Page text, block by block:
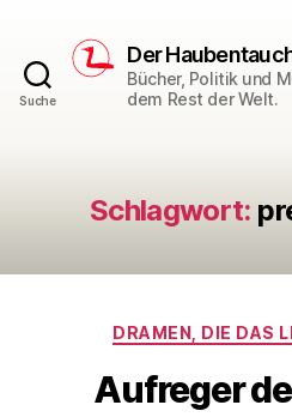
Suche
Der
Bücher, Politik und
dem Rest der Welt.
Schlagwort:
DRAMEN, DIE DAS
Aufreger